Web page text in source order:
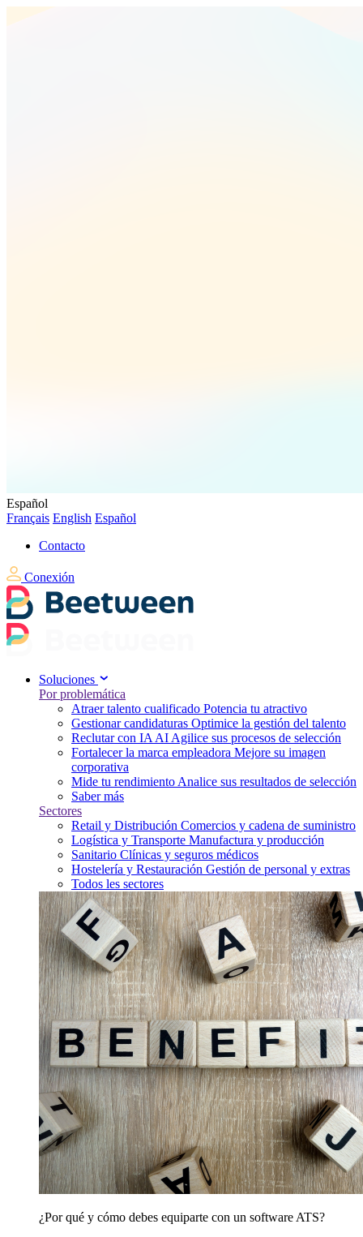
Español
Français English Español
Contacto
Conexión
Soluciones
Por problemática
Atraer talento cualificado Potencia tu atractivo
Gestionar candidaturas Optimice la gestión del talento
Reclutar con IA AI Agilice sus procesos de selección
Fortalecer la marca empleadora Mejore su imagen
corporativa
Mide tu rendimiento Analice sus resultados de selección
Saber más
Sectores
Retail y Distribución Comercios y cadena de suministro
Logística y Transporte Manufactura y producción
Sanitario Clínicas y seguros médicos
Hostelería y Restauración Gestión de personal y extras
Todos les sectores
¿Por qué y cómo debes equiparte con un software ATS?